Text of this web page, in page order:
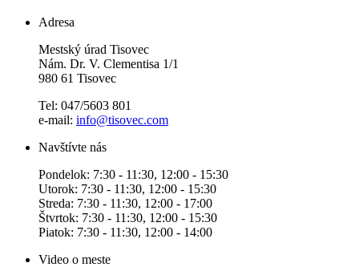
Adresa
Mestský úrad Tisovec
Nám. Dr. V. Clementisa 1/1
980 61 Tisovec
Tel: 047/5603 801
e-mail: info@tisovec.com
Navštívte nás
Pondelok: 7:30 - 11:30, 12:00 - 15:30
Utorok: 7:30 - 11:30, 12:00 - 15:30
Streda: 7:30 - 11:30, 12:00 - 17:00
Štvrtok: 7:30 - 11:30, 12:00 - 15:30
Piatok: 7:30 - 11:30, 12:00 - 14:00
Video o meste